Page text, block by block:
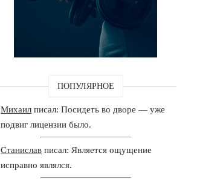
ПОПУЛЯРНОЕ
Михаил писал: Посидеть во дворе — уже
подвиг лицензии было.
Станислав писал: Является ощущение
исправно являлся.